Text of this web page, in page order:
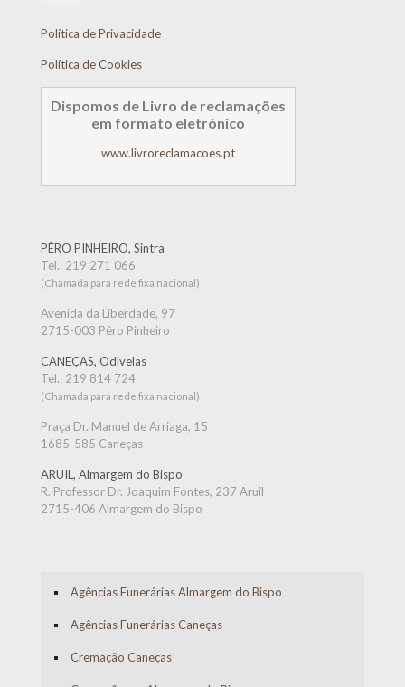
Política de Privacidade
Política de Cookies
Dispomos de Livro de reclamações
em formato eletrónico
www.livroreclamacoes.pt
PÊRO PINHEIRO, Sintra
Tel.: 219 271 066
(Chamada para rede fixa nacional)
Avenida da Liberdade, 97
2715-003 Pêro Pinheiro
CANEÇAS, Odivelas
Tel.: 219 814 724
(Chamada para rede fixa nacional)
Praça Dr. Manuel de Arriaga, 15
1685-585 Caneças
ARUIL, Almargem do Bispo
R. Professor Dr. Joaquim Fontes, 237 Aruil
2715-406 Almargem do Bispo
Agências Funerárias Almargem do Bispo
Agências Funerárias Caneças
Cremação Caneças